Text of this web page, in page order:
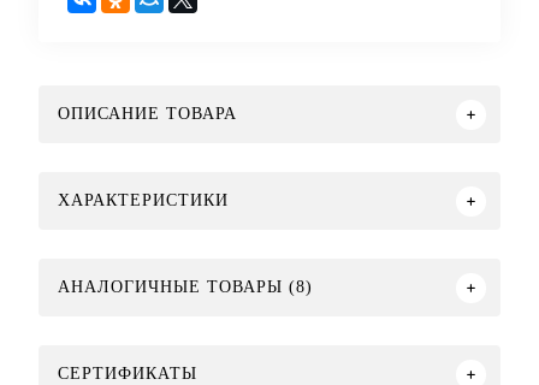
ОПИСАНИЕ ТОВАРА
ХАРАКТЕРИСТИКИ
АНАЛОГИЧНЫЕ ТОВАРЫ (8)
СЕРТИФИКАТЫ